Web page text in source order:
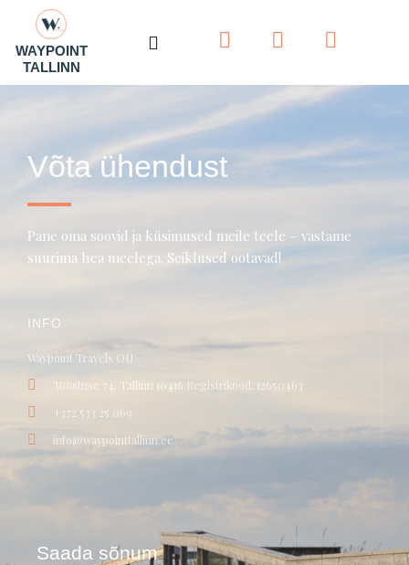
WAYPOINT
TALLINN
F
c
b
o
k
f
I
s
t
g
a
T
i
p
d
i
o
Võta ühendust
Pane oma soovid ja küsimused meile teele – vastame
suurima hea meelega. Seiklused ootavad!
INFO
Waypoint Travels OÜ
Tööstuse 74, Tallinn 10416 Registrikood: 12650463
+372 533 25 069
info@waypointtallinn.ee
Saada sõnum